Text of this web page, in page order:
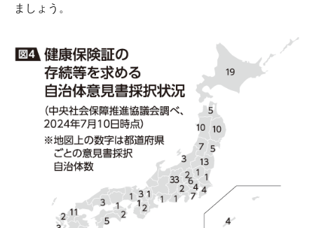
ましょう。